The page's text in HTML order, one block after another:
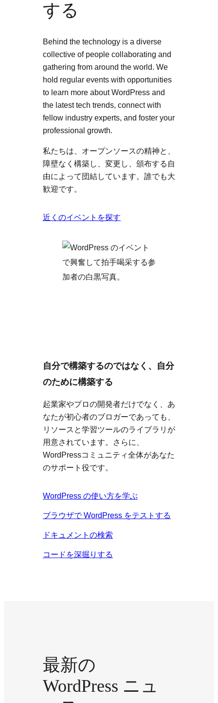
する
Behind the technology is a diverse
collective of people collaborating and
gathering from around the world. We
hold regular events with opportunities
to learn more about WordPress and
the latest tech trends, connect with
fellow industry experts, and foster your
professional growth.
私たちは、オープンソースの精神と、
障壁なく構築し、変更し、頒布する自
由によって団結しています。誰でも大
歓迎です。
近くのイベントを探す
自分で構築するのではなく、自分
のために構築する
起業家やプロの開発者だけでなく、あ
なたが初心者のブロガーであっても、
リソースと学習ツールのライブラリが
用意されています。さらに、
WordPressコミュニティ全体があなた
のサポート役です。
WordPress の使い方を学ぶ
ブラウザで WordPress をテストする
ドキュメントの検索
コードを深掘りする
最新の
WordPress ニュ